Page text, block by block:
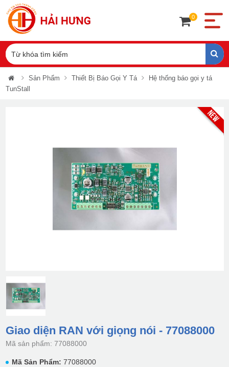
0
Sản Phẩm Thiết Bị Báo Gọi Y Tá
Hệ thống báo gọi y tá
TunStall
Giao diện RAN với giọng nói - 77088000
Mã sản phẩm: 77088000
Mã Sản Phẩm: 77088000